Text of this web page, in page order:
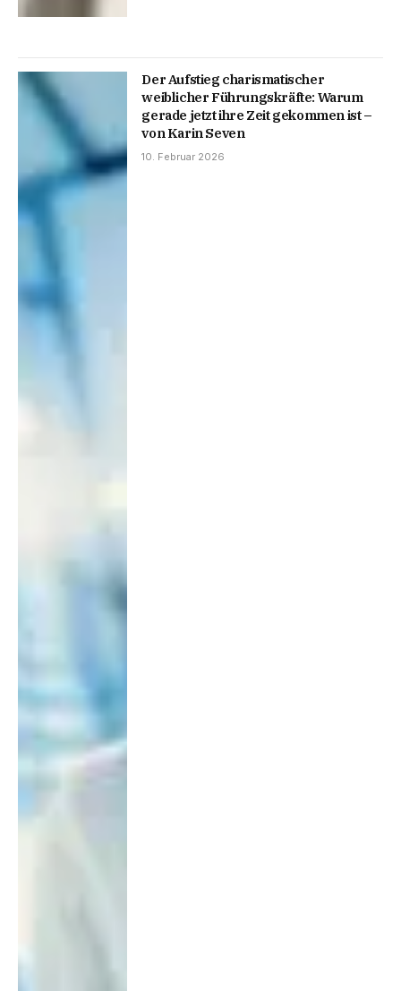
Der Aufstieg charismatischer
weiblicher Führungskräfte: Warum
gerade jetzt ihre Zeit gekommen ist –
von Karin Seven
10. Februar 2026